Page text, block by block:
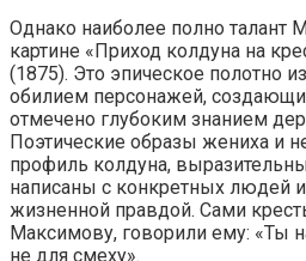
Однако наиболее полно талант
картине «Приход колдуна на
(1875). Это эпическое полотно
обилием персонажей,
отмечено глубоким знанием
Поэтические образы жениха и
профиль колдуна,
написаны с конкретных людей
жизненной правдой. Сами
Максимову, говорили ему: «Ты
не для смеху».